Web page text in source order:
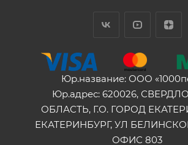
Юр.название: ООО
Юр.адрес: 620026,
ОБЛАСТЬ, Г.О. ГОРОД
ЕКАТЕРИНБУРГ, УЛ
ОФИС 803